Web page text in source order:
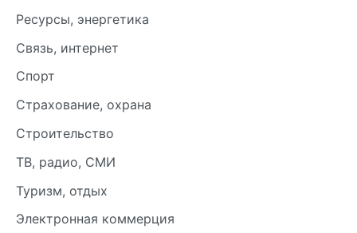
Ресурсы, энергетика
Связь, интернет
Спорт
Страхование, охрана
Строительство
ТВ, радио, СМИ
Туризм, отдых
Электронная коммерция